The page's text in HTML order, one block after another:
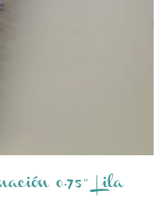
0.75″ Lila